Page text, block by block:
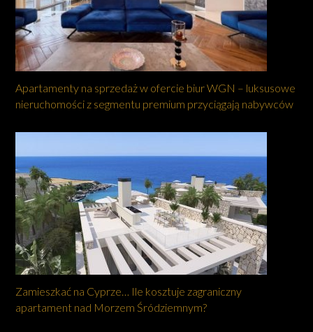
Apartamenty na sprzedaż w ofercie biur WGN – luksusowe
nieruchomości z segmentu premium przyciągają nabywców
Zamieszkać na Cyprze… Ile kosztuje zagraniczny
apartament nad Morzem Śródziemnym?